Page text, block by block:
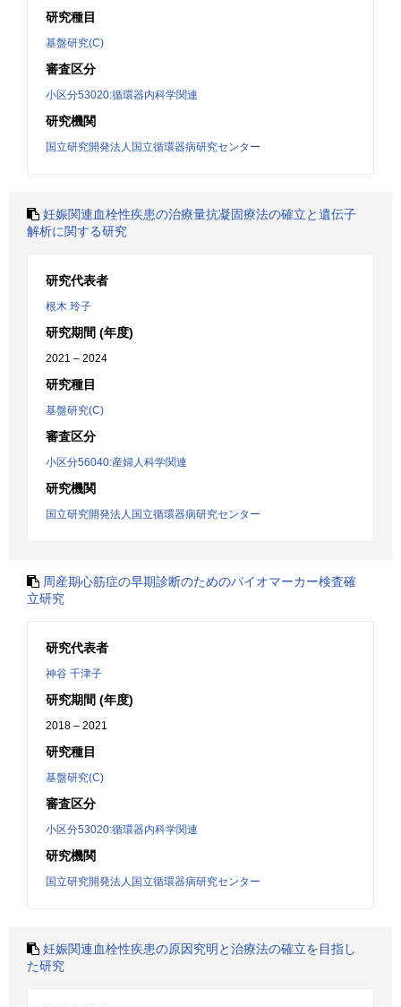
研究種目
基盤研究(C)
審査区分
小区分53020:循環器内科学関連
研究機関
国立研究開発法人国立循環器病研究センター
妊娠関連血栓性疾患の治療量抗凝固療法の確立と遺伝子
解析に関する研究
研究代表者
根木 玲子
研究期間 (年度)
2021 – 2024
研究種目
基盤研究(C)
審査区分
小区分56040:産婦人科学関連
研究機関
国立研究開発法人国立循環器病研究センター
周産期心筋症の早期診断のためのバイオマーカー検査確
立研究
研究代表者
神谷 千津子
研究期間 (年度)
2018 – 2021
研究種目
基盤研究(C)
審査区分
小区分53020:循環器内科学関連
研究機関
国立研究開発法人国立循環器病研究センター
妊娠関連血栓性疾患の原因究明と治療法の確立を目指し
た研究